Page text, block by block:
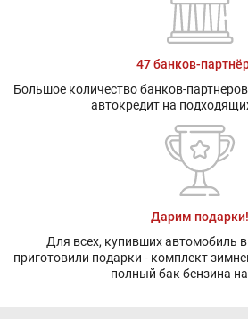
47 банков-
Большое количество банков-
автокредит на
Дарим подарки!
Для всех, купивших автомобиль
приготовили подарки - комплект
полный бак бензина